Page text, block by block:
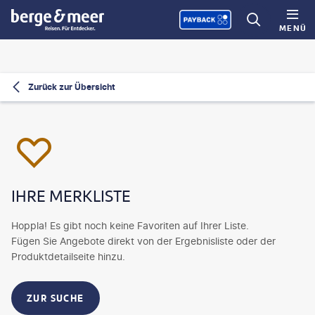
MENÜ
Zurück zur Übersicht
IHRE MERKLISTE
Hoppla! Es gibt noch keine Favoriten auf Ihrer Liste.
Fügen Sie Angebote direkt von der Ergebnisliste oder der
Produktdetailseite hinzu.
ZUR SUCHE